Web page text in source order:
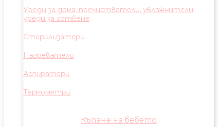
Уреди за дома, пречистватели, увлажнители,
уреди за готвене
Стерилизатори
Нагреватели
Аспиратори
Термометри
Къпане на бебето